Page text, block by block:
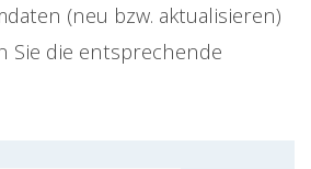
(neu bzw. aktualisieren)
Sie die entsprechende